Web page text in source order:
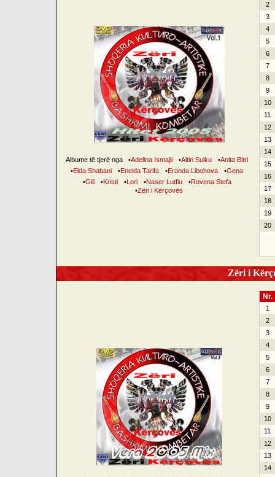
Albume të tjerë nga •Adelina Ismajli •Altin Sulku •Anita Bitri
•Elda Shabani •Eneida Tarifa •Eranda Libohova •Gena
•Gili •Kristi •Lori •Naser Lutfiu •Rovena Stefa
•Zëri i Kërçovës
2
3
4
5
6
7
8
9
10
11
12
13
14
15
16
17
18
19
20
Zëri i
Nr.
1
2
3
4
5
6
7
8
9
10
11
12
13
14